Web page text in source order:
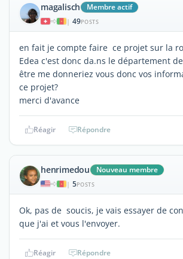
magalisch Membre actif
| 49POSTS
en fait je compte faire ce projet sur la
Edea c'est donc da.ns le département
être me donneriez vous donc vos
ce projet?
merci d'avance
Réagir Répondre
henrimedou Nouveau membre
| 5POSTS
Ok, pas de soucis, je vais essayer de
que j'ai et vous l'envoyer.
Réagir Répondre